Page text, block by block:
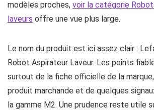
modèles proches, voir la catégorie
laveurs offre une vue plus large.
Le nom du produit est ici assez clair :
Robot Aspirateur Laveur. Les points
surtout de la fiche officielle de la
produit marchande et de quelques
la gamme M2. Une prudence reste utile